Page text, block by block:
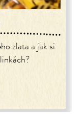
zlata a jak si